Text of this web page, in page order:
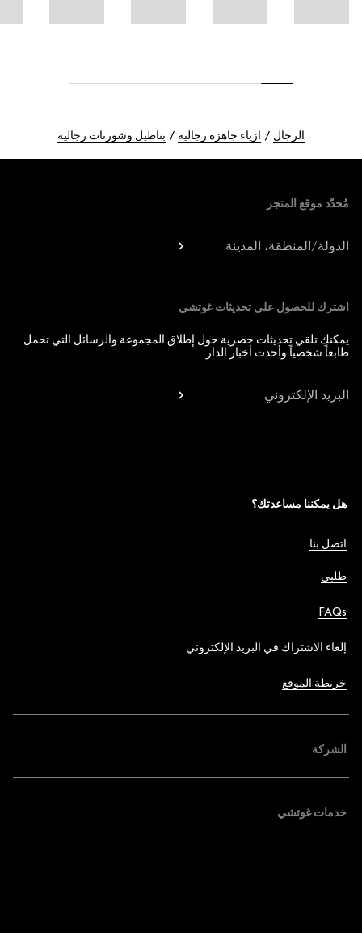
الرجال أزياء جاهزة رجالية بناطيل وشورتات رجالية
مُحدّد موقع المتجر
الدولة/المنطقة، المدينة
اشترك للحصول على تحديثات غوتشي
يمكنك تلقي تحديثات حصرية حول إطلاق المجموعة والرسائل التي تحمل
طابعاً شخصياً وأحدث أخبار الدار.
البريد الإلكتروني
هل يمكننا مساعدتك؟
اتصل بنا
طلبي
FAQs
إلغاء الاشتراك في البريد الإلكتروني
خريطة الموقع
الشركة
خدمات غوتشي